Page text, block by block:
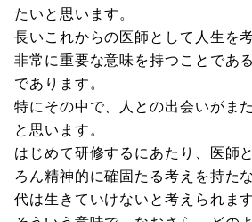
たいと思います。
長いこれからの医師として人生を
非常に重要な意味を持つことであ
であります。
特にその中で、人との出会いがま
と思います。
はじめて研修するにあたり、医師
ろん精神的に確固たる考えを持た
代は生きていけないと考えられます